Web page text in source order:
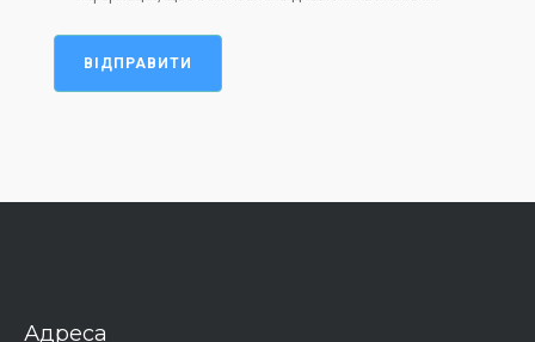
ВІДПРАВИТИ
Адреса